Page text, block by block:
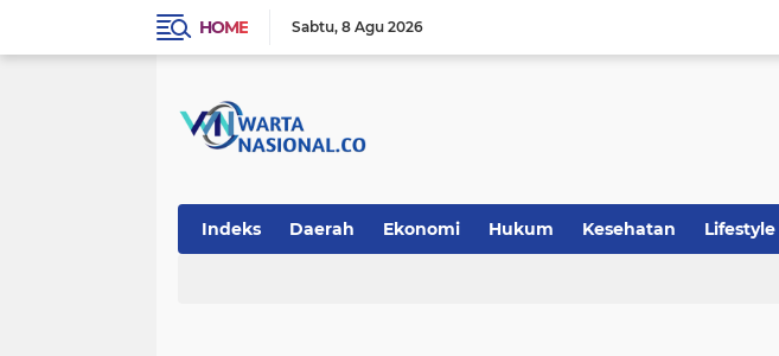
HOME Sabtu 8 Agu 2026
Indeks Daerah Ekonomi Hukum Kesehatan Lifestyle